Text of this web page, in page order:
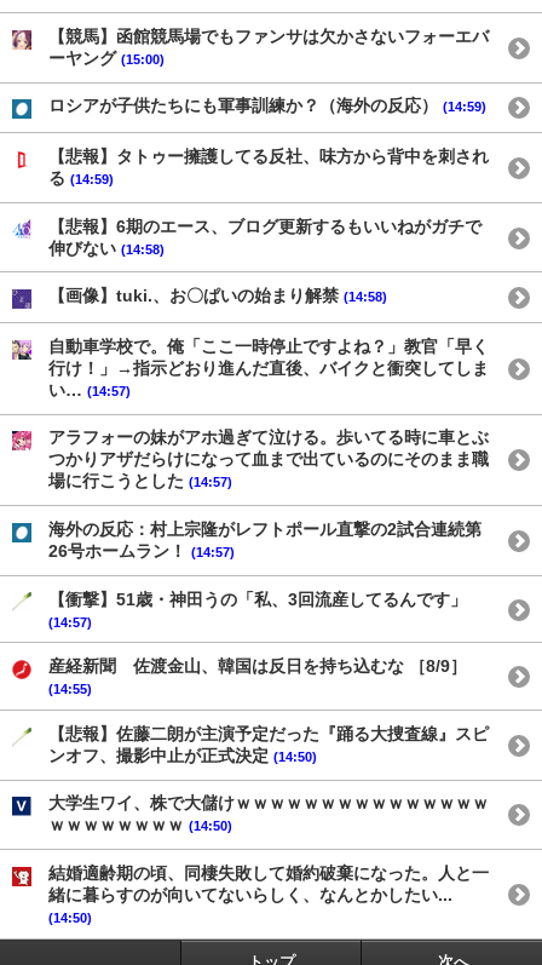
【競馬】函館競馬場でもファンサは欠かさないフォーエバ
ーヤング (15:00)
ロシアが子供たちにも軍事訓練か？（海外の反応） (14:59)
【悲報】タトゥー擁護してる反社、味方から背中を刺され
る (14:59)
【悲報】6期のエース、ブログ更新するもいいねがガチで
伸びない (14:58)
【画像】tuki.、お〇ぱいの始まり解禁 (14:58)
自動車学校で。俺「ここ一時停止ですよね？」教官「早く
行け！」→指示どおり進んだ直後、バイクと衝突してしま
い… (14:57)
アラフォーの妹がアホ過ぎて泣ける。歩いてる時に車とぶ
つかりアザだらけになって血まで出ているのにそのまま職
場に行こうとした (14:57)
海外の反応：村上宗隆がレフトポール直撃の2試合連続第
26号ホームラン！
(14:57)
【衝撃】51歳・神田うの「私、3回流産してるんです」
(14:57)
産経新聞 佐渡金山、韓国は反日を持ち込むな ［8/9］
(14:55)
【悲報】佐藤二朗が主演予定だった『踊る大捜査線』スピ
ンオフ、撮影中止が正式決定 (14:50)
大学生ワイ、株で大儲けｗｗｗｗｗｗｗｗｗｗｗｗｗｗｗ
ｗｗｗｗｗｗｗｗ (14:50)
結婚適齢期の頃、同棲失敗して婚約破棄になった。人と一
緒に暮らすのが向いてないらしく、なんとかしたい...
(14:50)